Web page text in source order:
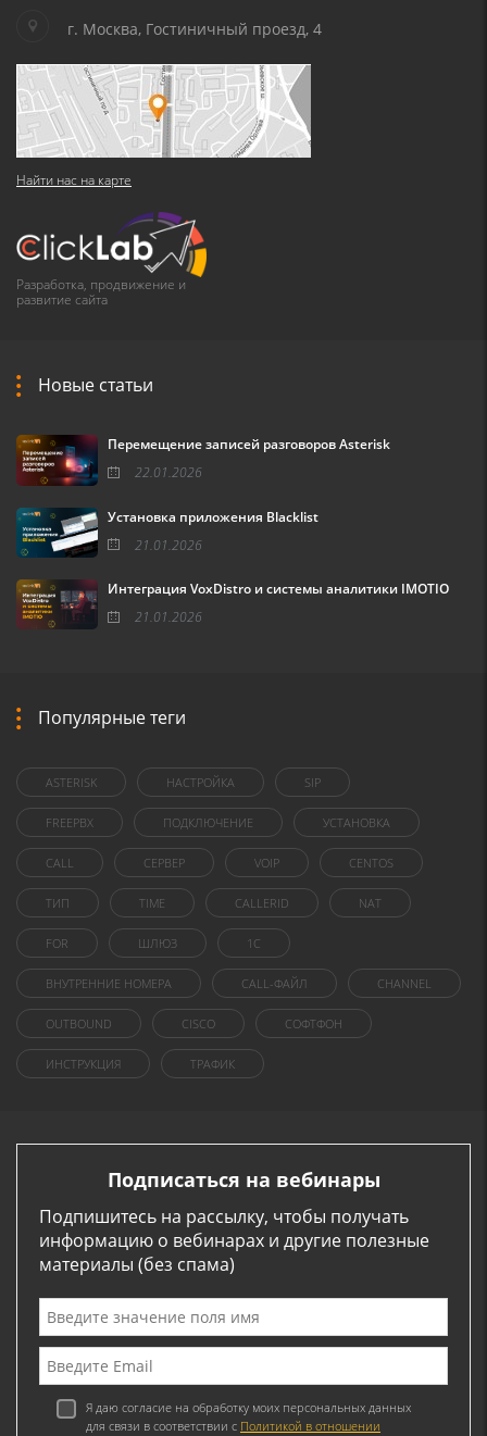
г. Москва, Гостиничный проезд, 4
Найти нас на карте
Разработка, продвижение и
развитие сайта
Новые статьи
Перемещение записей разговоров Asterisk
22.01.2026
Установка приложения Blacklist
21.01.2026
Интеграция VoxDistro и системы аналитики IMOTIO
21.01.2026
Популярные теги
ASTERISK НАСТРОЙКА SIP
FREEPBX ПОДКЛЮЧЕНИЕ УСТАНОВКА
CALL СЕРВЕР VOIP CENTOS
ТИП TIME CALLERID NAT
FOR ШЛЮЗ 1C
ВНУТРЕННИЕ НОМЕРА CALL-ФАЙЛ CHANNEL
OUTBOUND CISCO СОФТФОН
ИНСТРУКЦИЯ ТРАФИК
Подписаться на вебинары
Подпишитесь на рассылку, чтобы получать
информацию о вебинарах и другие полезные
материалы (без спама)
Я даю согласие на обработку моих персональных данных
для связи в соответствии с Политикой в отношении